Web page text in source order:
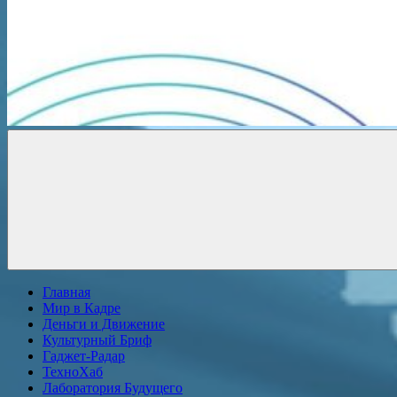
Главная
Мир в Кадре
Деньги и Движение
Культурный Бриф
Гаджет-Радар
ТехноХаб
Лаборатория Будущего